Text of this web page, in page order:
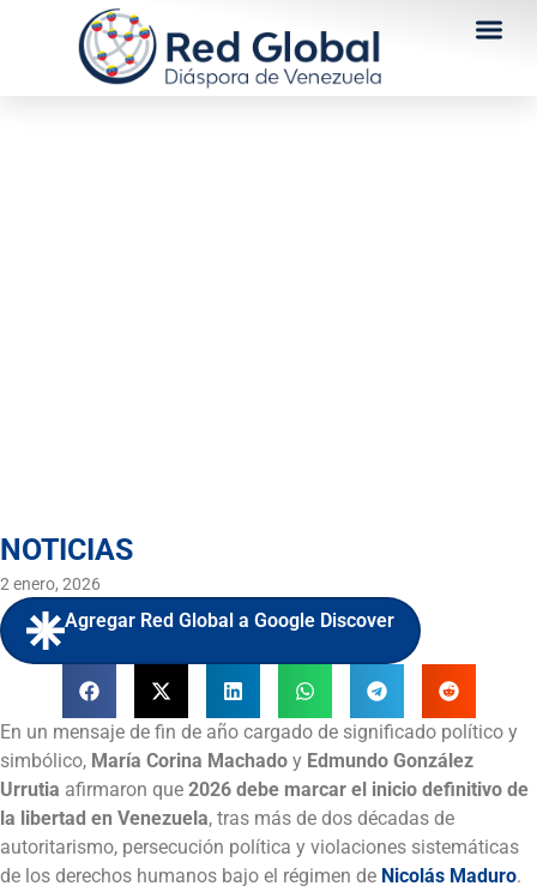
NOTICIAS
2 enero, 2026
Agregar Red Global a Google Discover
En un mensaje de fin de año cargado de significado político y
simbólico, María Corina Machado y Edmundo González
Urrutia afirmaron que 2026 debe marcar el inicio definitivo de
la libertad en Venezuela, tras más de dos décadas de
autoritarismo, persecución política y violaciones sistemáticas
de los derechos humanos bajo el régimen de Nicolás Maduro.